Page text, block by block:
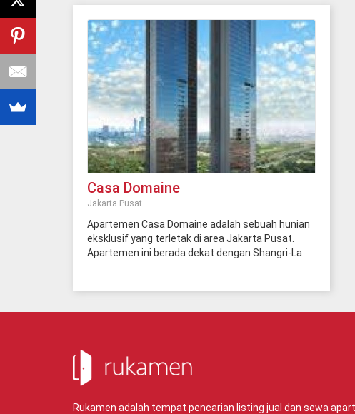
Casa Domaine
Jakarta Pusat
Apartemen Casa Domaine adalah sebuah hunian
eksklusif yang terletak di area Jakarta Pusat.
Apartemen ini berada dekat dengan Shangri-La
letak pintu masuknya jauh dari drop off pusat
termasuk apartemen paling tinggi di Jakarta.
Lokasi Apartemen Casa Domaine hanya beberapa
menit dari CBD Jakarta, di mana area ini adalah
itu, apartemen ini juga berada tepat di luar area 3
Rukamen adalah tempat pencarian listing jual dan sewa